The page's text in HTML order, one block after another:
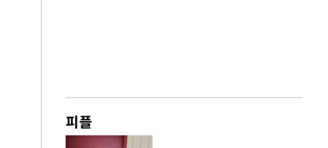
피플